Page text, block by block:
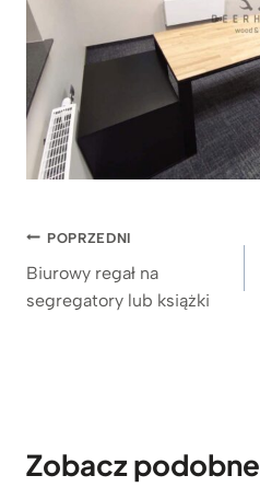
Nawigacja
wpisu
POPRZEDNI
Biurowy regał na
segregatory lub książki
Zobacz podobne